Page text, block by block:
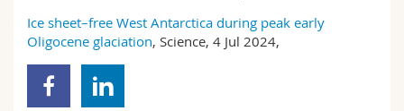
Ice sheet–free West Antarctica during peak early
Oligocene glaciation, Science, 4 Jul 2024,